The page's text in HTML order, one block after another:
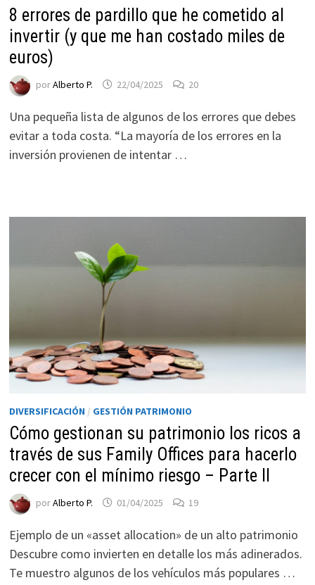
8 errores de pardillo que he cometido al
invertir (y que me han costado miles de
euros)
porAlberto P. 22/04/2025 20
Una pequeña lista de algunos de los errores que debes
evitar a toda costa. “La mayoría de los errores en la
inversión provienen de intentar …
DIVERSIFICACIÓN / GESTIÓN PATRIMONIO
Cómo gestionan su patrimonio los ricos a
través de sus Family Offices para hacerlo
crecer con el mínimo riesgo – Parte II
porAlberto P. 01/04/2025 19
Ejemplo de un «asset allocation» de un alto patrimonio
Descubre como invierten en detalle los más adinerados.
Te muestro algunos de los vehículos más populares …
Necesarias
Estas
cookies no
son
opcionales.
Son
necesarias
para que
funcione la
base a cómo
se usa la web.
Experiencia
Para que
nuestra web
funcione lo
mejor posible
durante tu
visita. Si
cookies,
algunas
funcionalidades